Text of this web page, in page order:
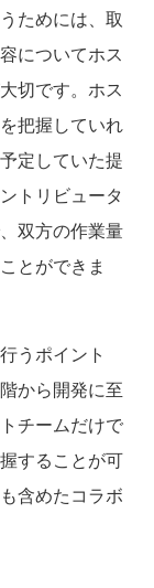
ためには、取
についてホス
切です。ホス
把握していれ
定していた提
トリビュータ
双方の作業量
とができま
うポイント
から開発に至
チームだけで
することが可
含めたコラボ